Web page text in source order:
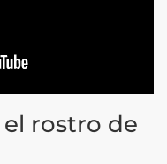
rostro de